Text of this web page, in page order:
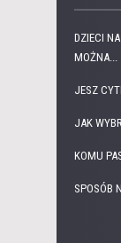
DZIECI
MOŻNA...
JESZ
JAK
KOMU
SPOSÓB